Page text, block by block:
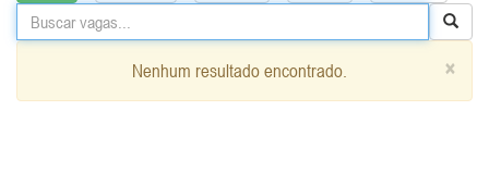
×
Nenhum resultado encontrado.